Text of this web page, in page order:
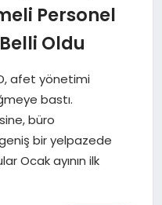
Personel
Oldu
afet yönetimi
bastı.
büro
bir yelpazede
Ocak ayının ilk